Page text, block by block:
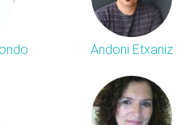
Andoni Etxaniz